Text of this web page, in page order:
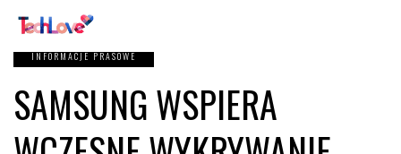
INFORMACJE PRASOWE
SAMSUNG WSPIERA